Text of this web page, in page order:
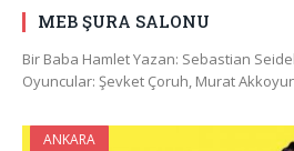
MEB ŞURA SALONU
Bir Baba Hamlet Yazan: Sebastian
Oyuncular: Şevket Çoruh, Murat
ANKARA